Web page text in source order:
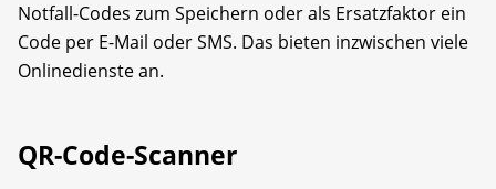
Notfall-Codes zum Speichern oder als Ersatzfaktor ein
Code per E-Mail oder SMS. Das bieten inzwischen viele
Onlinedienste an.
QR-Code-Scanner